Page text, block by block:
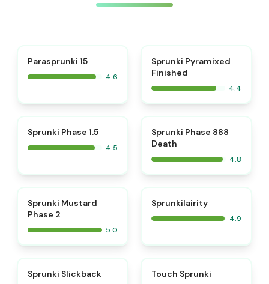
Parasprunki 15
4.6
Sprunki Pyramixed
Finished
4.4
Sprunki Phase 1.5
4.5
Sprunki Phase 888
Death
4.8
Sprunki Mustard
Phase 2
5.0
Sprunkilairity
4.9
Sprunki Slickback Touch Sprunki